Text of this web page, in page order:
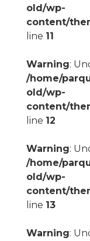
old/wp-
content/
line 11
Warning:
/home/
old/wp-
content/
line 12
Warning:
/home/
old/wp-
content/
line 13
Warning: